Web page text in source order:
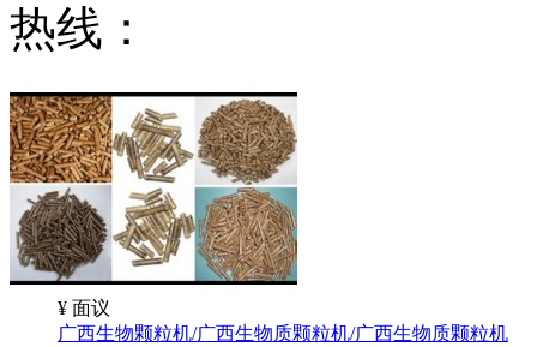
热线：
¥ 面议
广西生物颗粒机/广西生物质颗粒机/广西生物质颗粒机